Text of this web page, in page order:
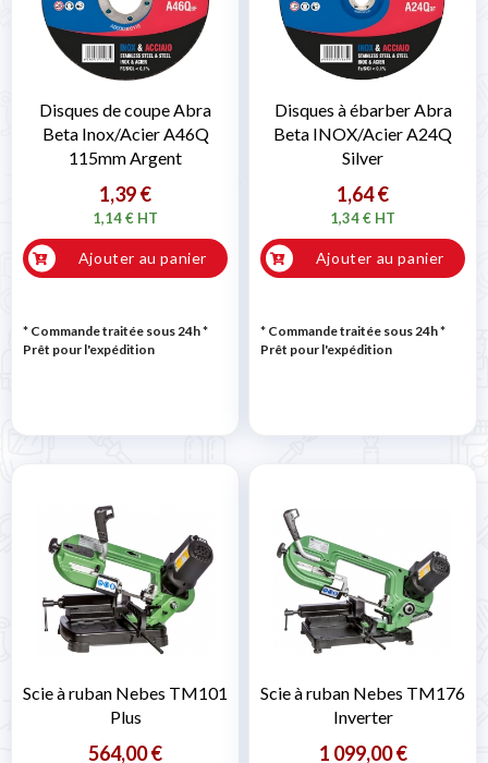
Disques de coupe Abra
Beta Inox/Acier A46Q
115mm Argent
1,39 €
1,14 € HT
Ajouter au panier
* Commande traitée sous 24h*
Prêt pour l'expédition
Disques à ébarber Abra
Beta INOX/Acier A24Q
Silver
1,64 €
1,34 € HT
Ajouter au panier
* Commande traitée sous 24h*
Prêt pour l'expédition
Scie à ruban Nebes TM101
Plus
564,00 €
Scie à ruban Nebes TM176
Inverter
1 099,00 €